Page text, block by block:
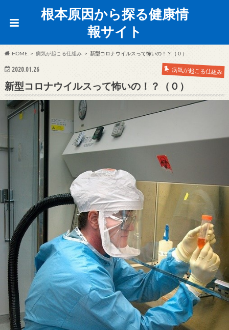
根本原因から探る健康情
報サイト
HOME 病気が起こる仕組み 新型コロナウイルスって怖いの！？（０）
2020.01.26 病気が起こる仕組み
新型コロナウイルスって怖いの！？（０）